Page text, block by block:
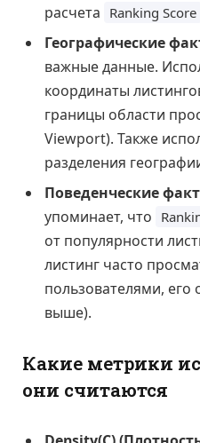
расчета Ranking Score
Географические
важные данные.
координаты
границы области
Viewport). Также
разделения
Поведенческие
упоминает, что
от популярности
листинг часто
пользователями,
выше).
Какие метрики
они считаются